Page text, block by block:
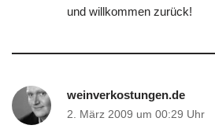
und willkommen zurück!
weinverkostungen.de
2. März 2009 um 00:29 Uhr